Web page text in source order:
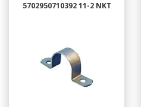
5702950710392 11-2 NKT